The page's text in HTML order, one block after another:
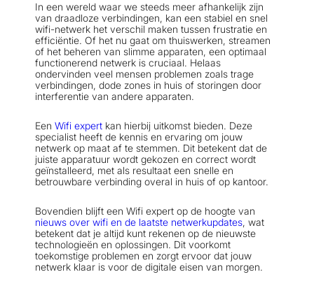
In een wereld waar we steeds meer afhankelijk zijn
van draadloze verbindingen, kan een stabiel en snel
wifi-netwerk het verschil maken tussen frustratie en
efficiëntie. Of het nu gaat om thuiswerken, streamen
of het beheren van slimme apparaten, een optimaal
functionerend netwerk is cruciaal. Helaas
ondervinden veel mensen problemen zoals trage
verbindingen, dode zones in huis of storingen door
interferentie van andere apparaten.
Een Wifi expert kan hierbij uitkomst bieden. Deze
specialist heeft de kennis en ervaring om jouw
netwerk op maat af te stemmen. Dit betekent dat de
juiste apparatuur wordt gekozen en correct wordt
geïnstalleerd, met als resultaat een snelle en
betrouwbare verbinding overal in huis of op kantoor.
Bovendien blijft een Wifi expert op de hoogte van
nieuws over wifi en de laatste netwerkupdates , wat
betekent dat je altijd kunt rekenen op de nieuwste
technologieën en oplossingen. Dit voorkomt
toekomstige problemen en zorgt ervoor dat jouw
netwerk klaar is voor de digitale eisen van morgen.